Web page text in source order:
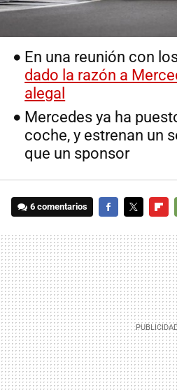
En una reunión con
dado la razón a
alegal
Mercedes ya ha
coche, y estrenan un
que un sponsor
6 comentarios